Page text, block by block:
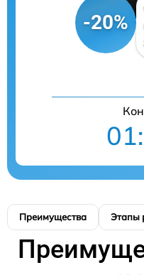
-20%
Преимущества Этапы